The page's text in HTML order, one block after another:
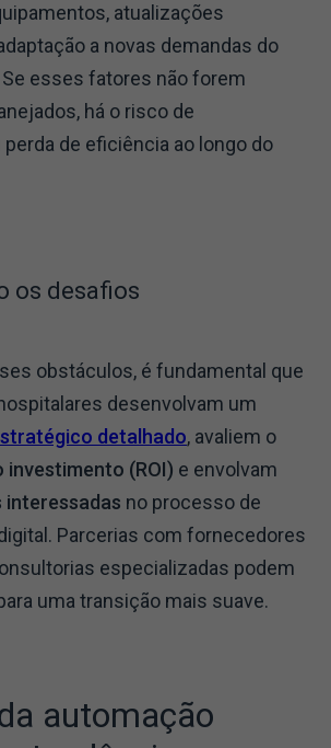
atualizações
a novas demandas do
esses fatores não forem
há o risco de
de eficiência ao longo do
os desafios
obstáculos, é fundamental que
desenvolvam um
detalhado, avaliem o
(ROI) e envolvam
no processo de
Parcerias com fornecedores
especializadas podem
uma transição mais suave.
automação